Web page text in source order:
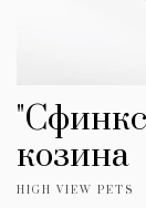
козина
HIGH VIEW PETS